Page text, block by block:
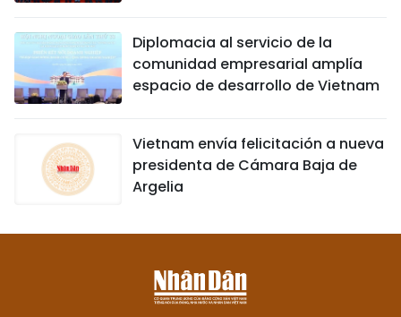
Diplomacia al servicio de la
comunidad empresarial amplía
espacio de desarrollo de Vietnam
Vietnam envía felicitación a nueva
presidenta de Cámara Baja de
Argelia